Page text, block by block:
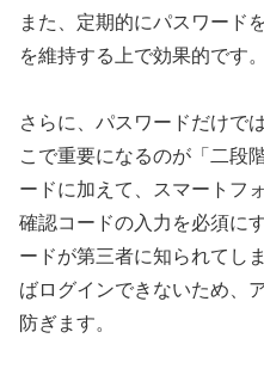
また、定期的にパスワード
を維持する上で効果的です。
さらに、パスワードだけで
こで重要になるのが「二段
ードに加えて、スマートフ
確認コードの入力を必須に
ードが第三者に知られてし
ばログインできないため、
防ぎます。